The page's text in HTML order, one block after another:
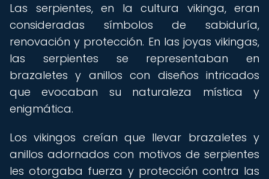
Las serpientes, en la cultura vikinga, eran
consideradas símbolos de sabiduría,
renovación y protección. En las joyas vikingas,
las serpientes se representaban en
brazaletes y anillos con diseños intricados
que evocaban su naturaleza mística y
enigmática.
Los vikingos creían que llevar brazaletes y
anillos adornados con motivos de serpientes
les otorgaba fuerza y protección contra las